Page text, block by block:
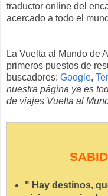
traductor online del
acercado a todo el
La Vuelta al Mundo de
primeros puestos de
buscadores: Google,
nuestra página ya es
de viajes Vuelta al
" Hay destinos,